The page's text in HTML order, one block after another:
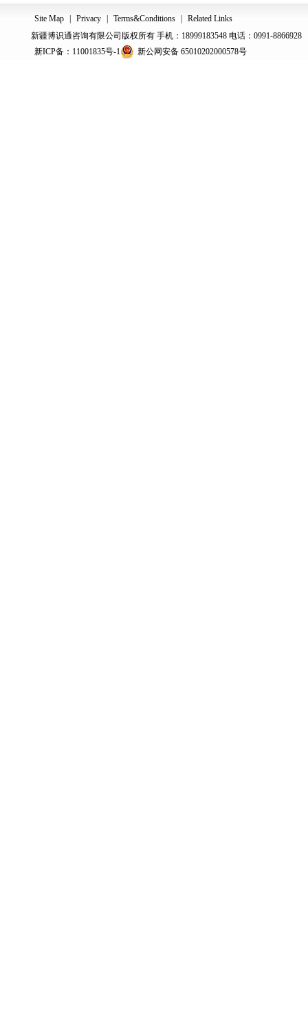
Site Map Privacy Terms&Conditions
Related Links
新疆博识通咨询有限公司版权所有 手机：18999183548 电话：0991-8866928
新公网安备 65010202000578号
新ICP备：11001835号-1